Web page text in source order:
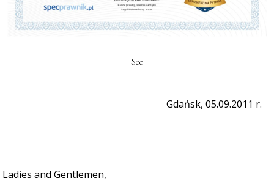
See
Gdańsk, 05.09.2011 r.
Ladies and Gentlemen,